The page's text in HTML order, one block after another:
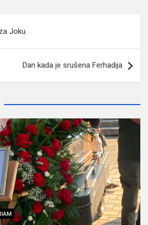
Joku
Dan kada je srušena Ferhadija